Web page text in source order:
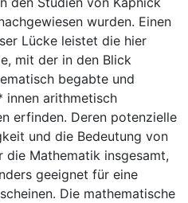
wurden. Einen
Lücke leistet die hier
mit der in den Blick
begabte und
innen arithmetisch
erfinden. Deren potenzielle
und die Bedeutung von
die Mathematik insgesamt,
geeignet für eine
Die mathematische